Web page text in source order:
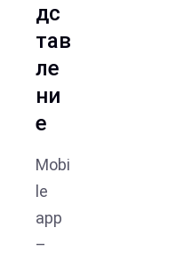
дс
тав
ле
ни
е
Mobi
le
app
–